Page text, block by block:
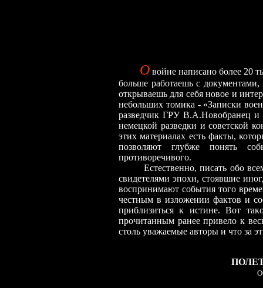
О войне написано более 20
больше работаешь с
открываешь для себя новое и
небольших томика - «Записки
разведчик ГРУ В.А.Новобранец и
немецкой разведки и советской
этих материалах есть факты,
позволяют глубже понять
противоречивого.
Естественно, писать обо
свидетелями эпохи, стоявшие
воспринимают события того
честным в изложении фактов и
приблизиться к истине. Вот так
прочитанным ранее привело к
столь уважаемые авторы и что за